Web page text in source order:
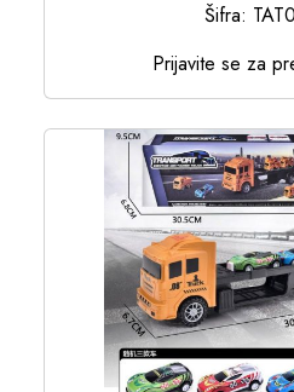
Šifra:
Prijavite se za